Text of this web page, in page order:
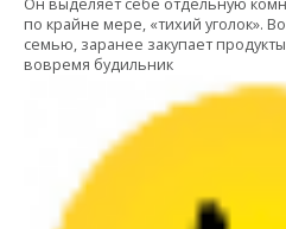
по крайне мере, «тихий уголок».
семью, заранее закупает
вовремя будильник